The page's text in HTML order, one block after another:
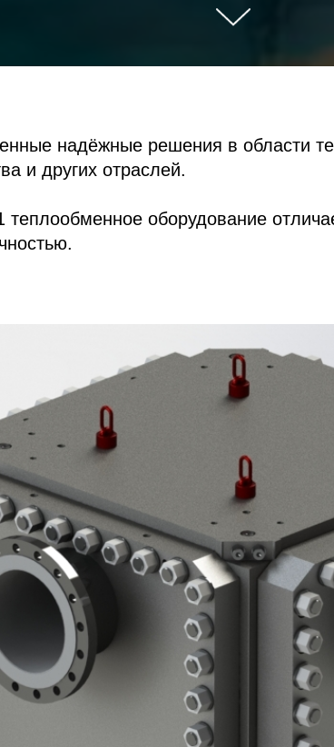
надёжные решения в области
и других отраслей.
оборудование